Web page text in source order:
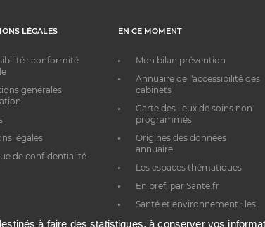
LÉGALES
: conformité
générales
légales
de confidentialité
EN CE MOMENT
Mon bilan prévention
Annuaire de l'accessibilité des
cabinets
Carte des lieux de soins non
programmés
Origines des données
annuaire
Les espaces thématiques
En bref, par Santé.fr
Santé et environnement : les
à faire des statistiques, à conserver vos